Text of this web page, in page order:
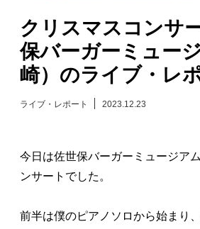
日々のレポート
演奏依頼
お問い合わせ
クリスマスコンサ
保バーガーミュー
崎）のライブ・レ
ライブ・レポート 2023.12.23
今日は佐世保バーガーミュージア
ンサートでした。
前半は僕のピアノソロから始まり